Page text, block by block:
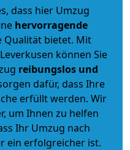
dass hier Umzug
hervorragende
Qualität bietet. Mit
können Sie
reibungslos und
dafür, dass Ihre
erfüllt werden. Wir
um Ihnen zu helfen
Ihr Umzug nach
ein erfolgreicher ist.